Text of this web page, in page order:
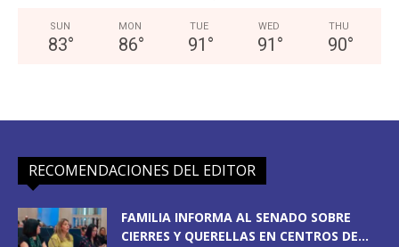
SUN
83°
MON
86°
TUE
91 °
WED
91 °
THU
90°
RECOMENDACIONES DEL EDITOR
FAMILIA INFORMA AL SENADO SOBRE
CIERRES Y QUERELLAS EN CENTROS DE...